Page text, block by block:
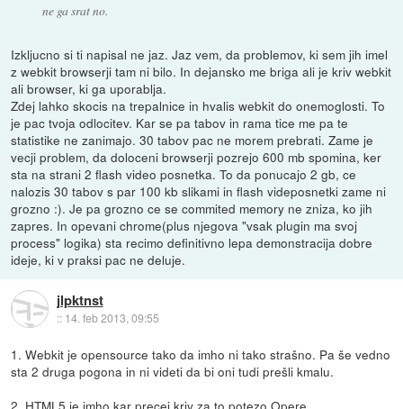
ne ga srat no.
Izkljucno si ti napisal ne jaz. Jaz vem, da problemov, ki sem jih imel
z webkit browserji tam ni bilo. In dejansko me briga ali je kriv webkit
ali browser, ki ga uporablja.
Zdej lahko skocis na trepalnice in hvalis webkit do onemoglosti. To
je pac tvoja odlocitev. Kar se pa tabov in rama tice me pa te
statistike ne zanimajo. 30 tabov pac ne morem prebrati. Zame je
vecji problem, da doloceni browserji pozrejo 600 mb spomina, ker
sta na strani 2 flash video posnetka. To da ponucajo 2 gb, ce
nalozis 30 tabov s par 100 kb slikami in flash videposnetki zame ni
grozno :). Je pa grozno ce se commited memory ne zniza, ko jih
zapres. In opevani chrome(plus njegova "vsak plugin ma svoj
process" logika) sta recimo definitivno lepa demonstracija dobre
ideje, ki v praksi pac ne deluje.
jlpktnst
:: 14. feb 2013, 09:55
1. Webkit je opensource tako da imho ni tako strašno. Pa še vedno
sta 2 druga pogona in ni videti da bi oni tudi prešli kmalu.
2. HTML5 je imho kar precej kriv za to potezo Opere